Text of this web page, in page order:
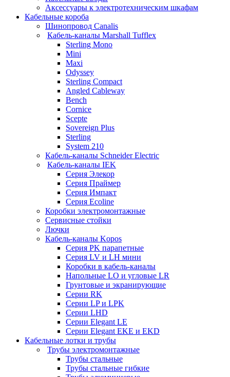
Аксессуары к электротехническим шкафам
Кабельные короба
Шинопровод Canalis
Кабель-каналы Marshall Tufflex
Sterling Mono
Mini
Maxi
Odyssey
Sterling Compact
Angled Cableway
Bench
Cornice
Scepte
Sovereign Plus
Sterling
System 210
Кабель-каналы Schneider Electric
Кабель-каналы IEK
Серия Элекор
Серия Праймер
Серия Импакт
Серия Ecoline
Коробки электромонтажные
Сервисные стойки
Лючки
Кабель-каналы Kopos
Серия PK парапетные
Серия LV и LH мини
Коробки в кабель-каналы
Напольные LO и угловые LR
Грунтовые и экранирующие
Серии RK
Серии LP и LPK
Серии LHD
Серии Elegant LE
Серии Elegant EKE и EKD
Кабельные лотки и трубы
Трубы электромонтажные
Трубы стальные
Трубы стальные гибкие